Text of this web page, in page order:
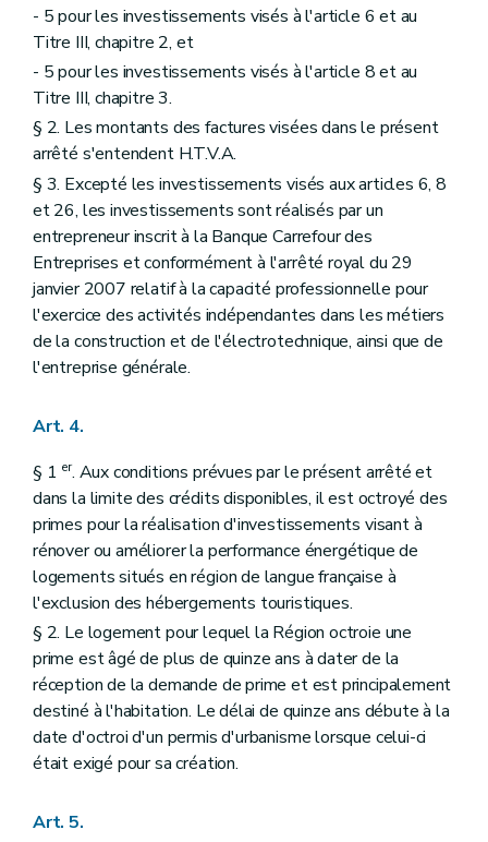
- 5 pour les investissements visés à l'article 6 et au
Titre III, chapitre 2, et
- 5 pour les investissements visés à l'article 8 et au
Titre III, chapitre 3.
§ 2. Les montants des factures visées dans le présent
arrêté s'entendent H.T.V.A.
§ 3. Excepté les investissements visés aux articles 6, 8
et 26, les investissements sont réalisés par un
entrepreneur inscrit à la Banque Carrefour des
Entreprises et conformément à l'arrêté royal du 29
janvier 2007 relatif à la capacité professionnelle pour
l'exercice des activités indépendantes dans les métiers
de la construction et de l'électrotechnique, ainsi que de
l'entreprise générale.
Art. 4.
§ 1 er. Aux conditions prévues par le présent arrêté et
dans la limite des crédits disponibles, il est octroyé des
primes pour la réalisation d'investissements visant à
rénover ou améliorer la performance énergétique de
logements situés en région de langue française à
l'exclusion des hébergements touristiques.
§ 2. Le logement pour lequel la Région octroie une
prime est âgé de plus de quinze ans à dater de la
réception de la demande de prime et est principalement
destiné à l'habitation. Le délai de quinze ans débute à la
date d'octroi d'un permis d'urbanisme lorsque celui-ci
était exigé pour sa création.
Art. 5.